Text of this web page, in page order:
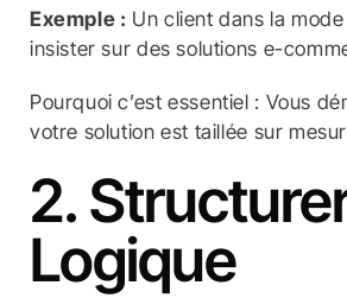
Exemple : Un client dans la
insister sur des solutions e-
Pourquoi c’est essentiel : Vous
votre solution est taillée sur
2.
Logique